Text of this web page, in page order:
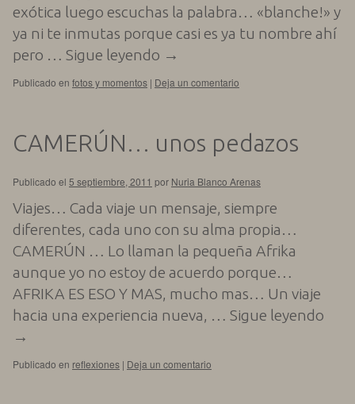
exótica luego escuchas la palabra… «blanche!» y
ya ni te inmutas porque casi es ya tu nombre ahí
pero … Sigue leyendo →
Publicado en fotos y momentos | Deja un comentario
CAMERÚN… unos pedazos
Publicado el 5 septiembre, 2011 por Nuria Blanco Arenas
Viajes… Cada viaje un mensaje, siempre
diferentes, cada uno con su alma propia…
CAMERÚN … Lo llaman la pequeña Afrika
aunque yo no estoy de acuerdo porque…
AFRIKA ES ESO Y MAS, mucho mas… Un viaje
hacia una experiencia nueva, … Sigue leyendo
→
Publicado en reflexiones | Deja un comentario